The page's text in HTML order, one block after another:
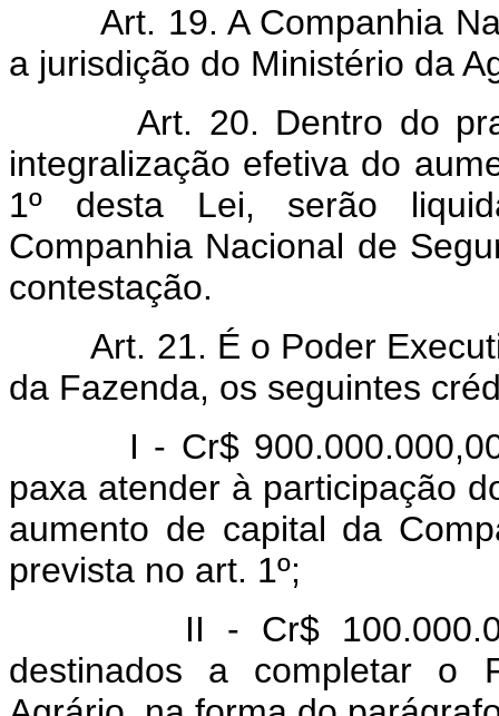
Art. 19. A Companhia
a jurisdição do Ministério da
Art. 20. Dentro do
integralização efetiva do
1º desta Lei, serão
Companhia Nacional de
contestação.
Art. 21. É o Poder
da Fazenda, os seguintes
I - Cr$
paxa atender à participação
aumento de capital da
prevista no art. 1º;
II - Cr$
destinados a completar o